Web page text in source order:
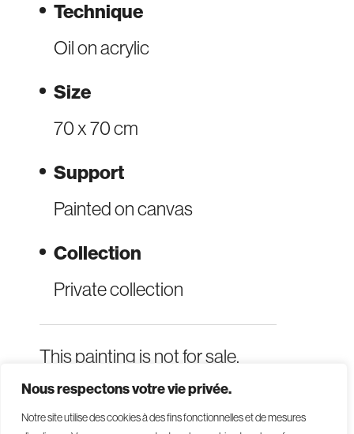
Nous respectons votre vie privée.
Notre site utilise des cookies à des fins fonctionnelles et de mesures
Technique
Oil on acrylic
Size
70 x 70 cm
Support
Painted on canvas
Collection
Private collection
This painting is not for sale.